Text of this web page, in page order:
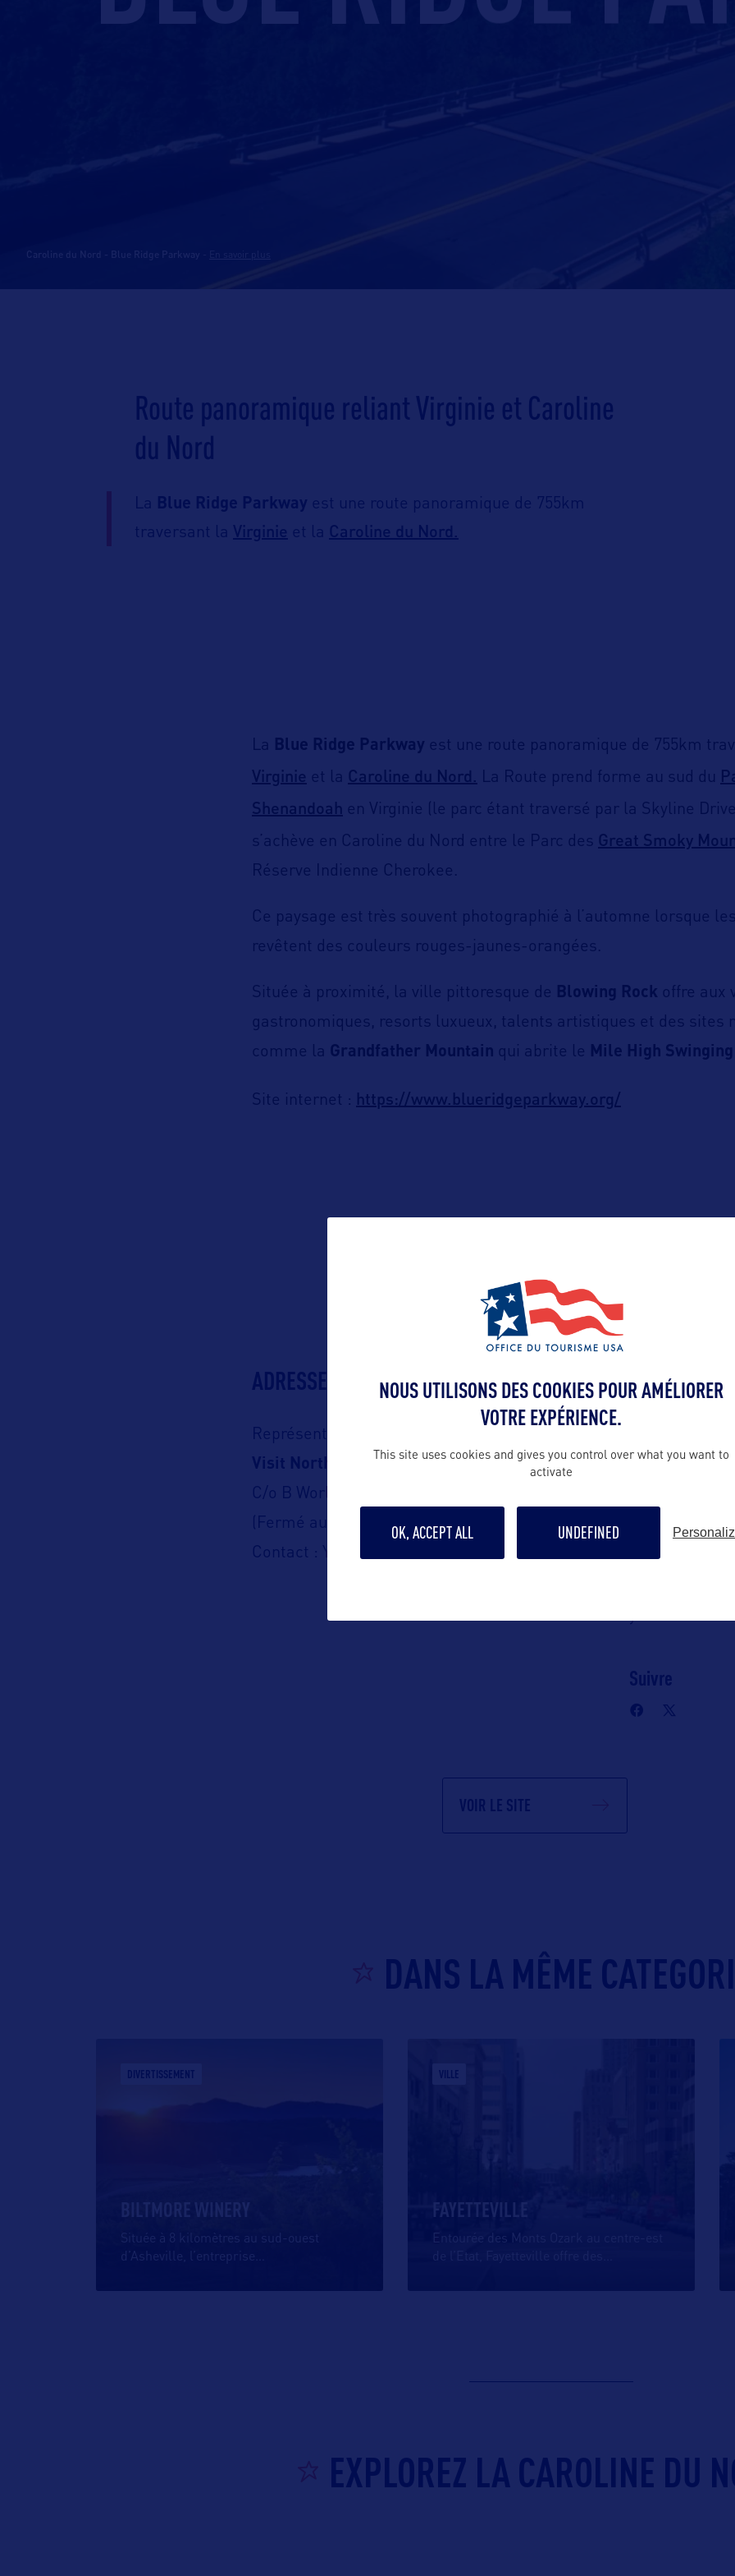
Route panoramique reliant Virginie et Caroline
du Nord
La Blue Ridge Parkway est une route panoramique de 755km
traversant la Virginie et la Caroline du Nord.
La Blue Ridge Parkway est une route panoramique de 755km
Virginie et la Caroline du Nord. La Route prend forme au sud du
Shenandoah en Virginie (le parc étant traversé par la Skyline
s’achève en Caroline du Nord entre le Parc des Great Smoky
Réserve Indienne Cherokee.
Ce paysage est très souvent photographié à l’automne lorsque
revêtent des couleurs rouges-jaunes-orangées.
Située à proximité, la ville pittoresque de Blowing Rock offre aux
gastronomiques, resorts luxueux, talents artistiques et des sites
comme la Grandfather Mountain qui abrite le Mile High
Site internet : https://www.blueridgeparkway.org/
ALLEZ PLUS LOIN
ADRESSES
Représentation en France :
Visit North Carolina
C/o B World Communication
(Fermé au public)
Contact : Yohann Robert
Contact presse
Contact pro
06 65 05 88 50
Suivre
VOIR LE SITE
DANS LA MÊME
DIVERTISSEMENT
BILTMORE WINERY
Située à 8 kilomètres au sud-ouest
d’Asheville, l’entreprise
VILLE
FAYETTEVILLE
Entourée des Monts Ozark au centre-est
EXPLOREZ LA CAROLINE DU
NOUS UTILISONS DES COOKIES POUR AMÉLIORER
VOTRE EXPÉRIENCE.
This site uses cookies and gives you control over what you want to
activate
OK, ACCEPT ALL UNDEFINED